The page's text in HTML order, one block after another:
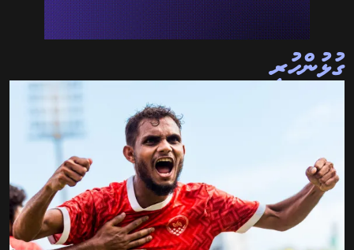
ގުޅުންހުރި